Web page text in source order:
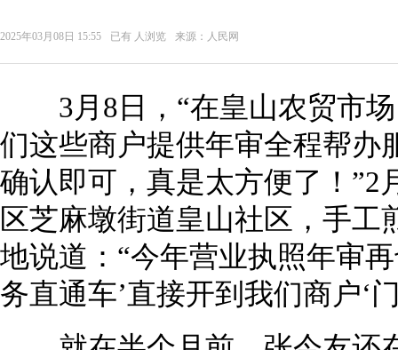
2025年03月08日 15:55 已有 人浏览 来源：人民网
3月8日，“在皇山农贸市场
们这些商户提供年审全程帮办
确认即可，真是太方便了！”2
区芝麻墩街道皇山社区，手工
地说道：“今年营业执照年审
务直通车’直接开到我们商户‘